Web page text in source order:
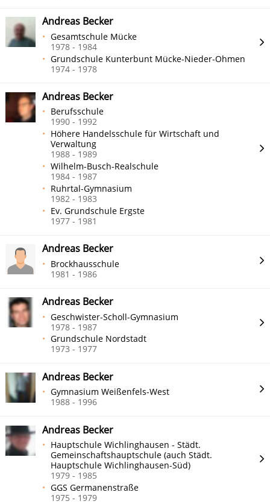
Andreas Becker
Gesamtschule Mücke
1978 - 1984
Grundschule Kunterbunt Mücke-Nieder-Ohmen
1974 - 1978
Andreas Becker
Berufsschule
1990 - 1992
Höhere Handelsschule für Wirtschaft und
Verwaltung
1988 - 1989
Wilhelm-Busch-Realschule
1984 - 1987
Ruhrtal-Gymnasium
1982 - 1983
Ev. Grundschule Ergste
1977 - 1981
Andreas Becker
Brockhausschule
1981 - 1986
Andreas Becker
Geschwister-Scholl-Gymnasium
1978 - 1987
Grundschule Nordstadt
1973 - 1977
Andreas Becker
Gymnasium Weißenfels-West
1988 - 1996
Andreas Becker
Hauptschule Wichlinghausen - Städt.
Gemeinschaftshauptschule (auch Städt.
Hauptschule Wichlinghausen-Süd)
1979 - 1985
GGS Germanenstraße
1975 - 1979